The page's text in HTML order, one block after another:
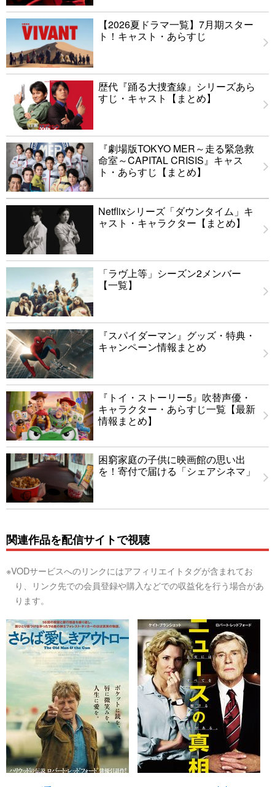
【2026夏ドラマ一覧】7月期スター
ト！キャスト・あらすじ
歴代『踊る大捜査線』シリーズあら
すじ・キャスト【まとめ】
『劇場版TOKYO MER～走る緊急救
命室～CAPITAL CRISIS』キャス
ト・あらすじ【まとめ】
Netflixシリーズ「ダウンタイム」キ
ャスト・キャラクター【まとめ】
「ラヴ上等」シーズン2メンバー
【一覧】
『スパイダーマン』グッズ・特典・
キャンペーン情報まとめ
『トイ・ストーリー5』吹替声優・
キャラクター・あらすじ一覧【最新
情報まとめ】
困窮家庭の子供に映画館の思い出
を！寄付で届ける「シェアシネマ」
関連作品を配信サイトで視聴
※VODサービスへのリンクにはアフィリエイトタグが含まれてお
り、リンク先での会員登録や購入などでの収益化を行う場合があ
ります。